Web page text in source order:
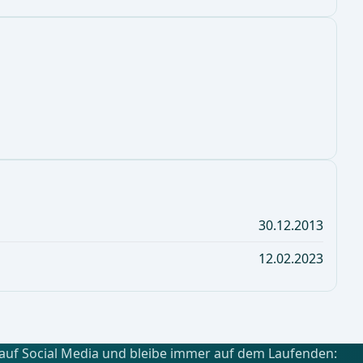
30.12.2013
12.02.2023
Social Media und bleibe immer auf dem Laufenden: